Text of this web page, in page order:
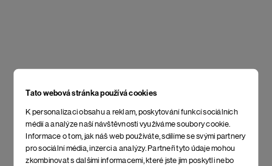
Tato webová stránka používá cookies
K personalizaci obsahu a reklam, poskytování funkcí sociálních
médií a analýze naší návštěvnosti využíváme soubory cookie.
Informace o tom, jak náš web používáte, sdílíme se svými partnery
pro sociální média, inzerci a analýzy. Partneři tyto údaje mohou
zkombinovat s dalšími informacemi, které jste jim poskytli nebo